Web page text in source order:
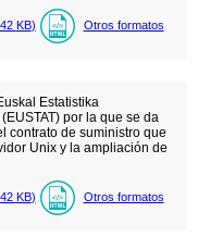
KB) Otros formatos
Estatistika
por la que se da
contrato de suministro que
Unix y la ampliación de
KB) Otros formatos